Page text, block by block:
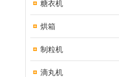
糖衣机
烘箱
制粒机
滴丸机